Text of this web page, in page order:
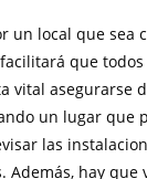
un local que sea
que
vital asegurarse
un lugar que
las
Además, hay